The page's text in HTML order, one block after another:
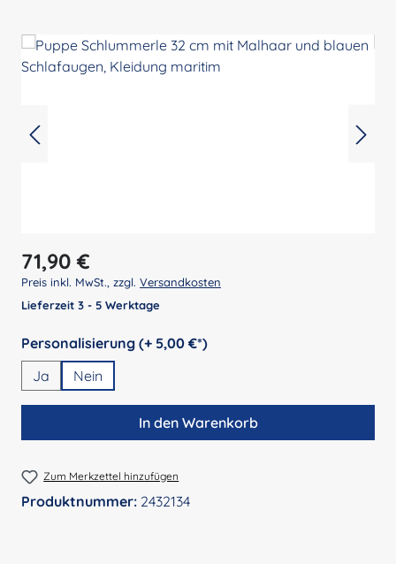
Regulärer Preis:
71,90 €
Preis inkl. MwSt., zzgl. Versandkosten
Lieferzeit 3 - 5 Werktage
Personalisierung (+ 5,00 €*)auswählen
Ja
Nein
In den Warenkorb
Zum Merkzettel hinzufügen
Produktnummer: 2432134